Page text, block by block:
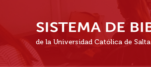
de la Universidad Católica de Salta